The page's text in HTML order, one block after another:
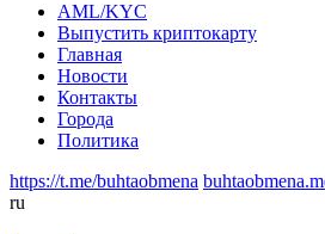
AML/KYC
Выпустить криптокарту
Главная
Новости
Контакты
Города
Политика
https://t.me/buhtaobmena
ru